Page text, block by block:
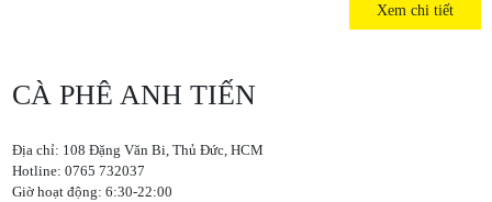
Xem chi tiết
CÀ PHÊ ANH TIẾN
Địa chỉ: 108 Đặng Văn Bi, Thủ Đức, HCM
Hotline: 0765 732037
Giờ hoạt động: 6:30-22:00